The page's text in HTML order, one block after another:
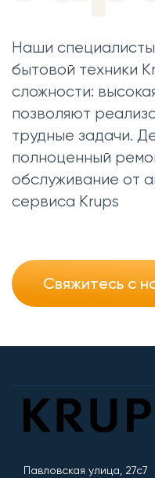
Наши
бытовой техники
сложности:
позволяют
трудные задачи.
полноценный
обслуживание от
сервиса Krups
Свяжитесь с
Павловская улица, 27с7